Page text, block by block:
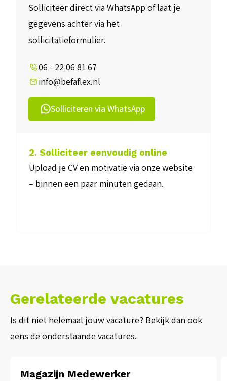
Solliciteer direct via WhatsApp of laat je
gegevens achter via het
sollicitatieformulier.
06 - 22 06 81 67
info@befaflex.nl
Solliciteren via WhatsApp
2. Solliciteer eenvoudig online
Upload je CV en motivatie via onze website
– binnen een paar minuten gedaan.
Gerelateerde vacatures
Is dit niet helemaal jouw vacature? Bekijk dan ook
eens de onderstaande vacatures.
Magazijn Medewerker